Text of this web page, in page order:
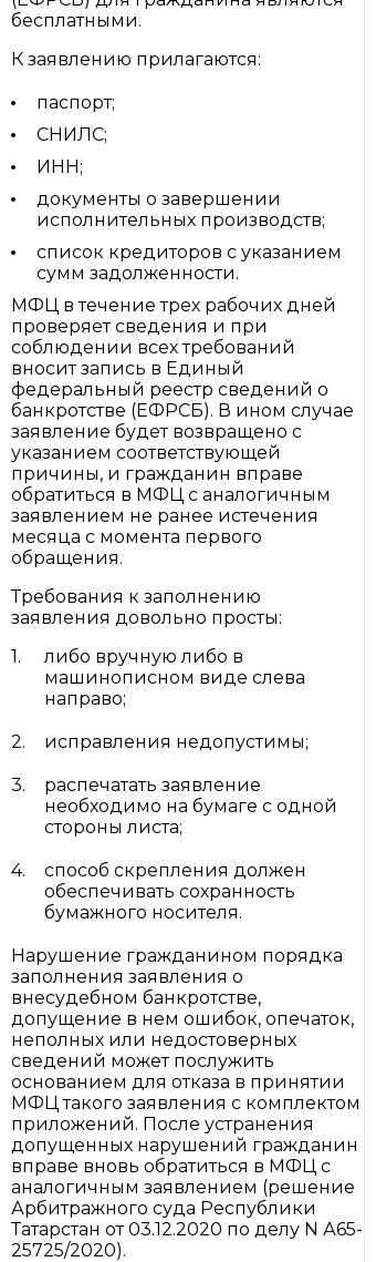
бесплатными.
К заявлению прилагаются:
паспорт;
СНИЛС;
ИНН;
документы о завершении
исполнительных производств;
список кредиторов с указанием
сумм задолженности.
МФЦ в течение трех рабочих дней
проверяет сведения и при
соблюдении всех требований
вносит запись в Единый
федеральный реестр сведений о
банкротстве (ЕФРСБ). В ином случае
заявление будет возвращено с
указанием соответствующей
причины, и гражданин вправе
обратиться в МФЦ с аналогичным
заявлением не ранее истечения
месяца с момента первого
обращения.
Требования к заполнению
заявления довольно просты:
либо вручную либо в
машинописном виде слева
направо;
исправления недопустимы;
распечатать заявление
необходимо на бумаге с одной
стороны листа;
способ скрепления должен
обеспечивать сохранность
бумажного носителя.
Нарушение гражданином порядка
заполнения заявления о
внесудебном банкротстве,
допущение в нем ошибок, опечаток,
неполных или недостоверных
сведений может послужить
основанием для отказа в принятии
МФЦ такого заявления с комплектом
приложений. После устранения
допущенных нарушений гражданин
вправе вновь обратиться в МФЦ с
аналогичным заявлением (решение
Арбитражного суда Республики
Татарстан от 03.12.2020 по делу N А65-
25725/2020).